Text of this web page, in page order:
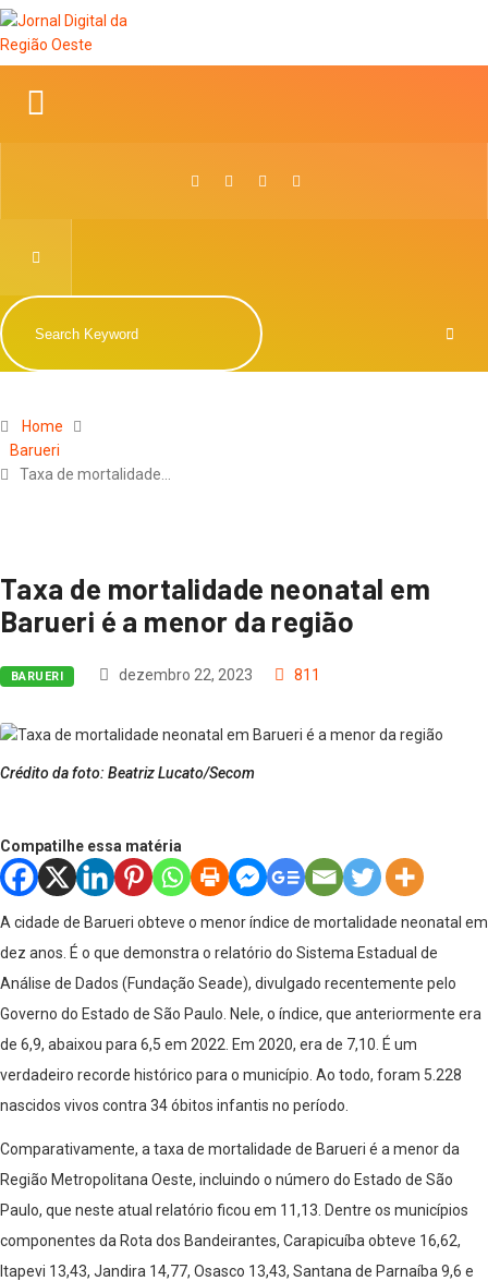
Home
Barueri
Taxa de mortalidade…
Taxa de mortalidade neonatal em
Barueri é a menor da região
BARUERI dezembro 22, 2023 811
Crédito da foto: Beatriz Lucato/Secom
Compatilhe essa matéria
A cidade de Barueri obteve o menor índice de mortalidade neonatal em
dez anos. É o que demonstra o relatório do Sistema Estadual de
Análise de Dados (Fundação Seade), divulgado recentemente pelo
Governo do Estado de São Paulo. Nele, o índice, que anteriormente era
de 6,9, abaixou para 6,5 em 2022. Em 2020, era de 7,10. É um
verdadeiro recorde histórico para o município. Ao todo, foram 5.228
nascidos vivos contra 34 óbitos infantis no período.
Comparativamente, a taxa de mortalidade de Barueri é a menor da
Região Metropolitana Oeste, incluindo o número do Estado de São
Paulo, que neste atual relatório ficou em 11,13. Dentre os municípios
componentes da Rota dos Bandeirantes, Carapicuíba obteve 16,62,
Itapevi 13,43, Jandira 14,77, Osasco 13,43, Santana de Parnaíba 9,6 e